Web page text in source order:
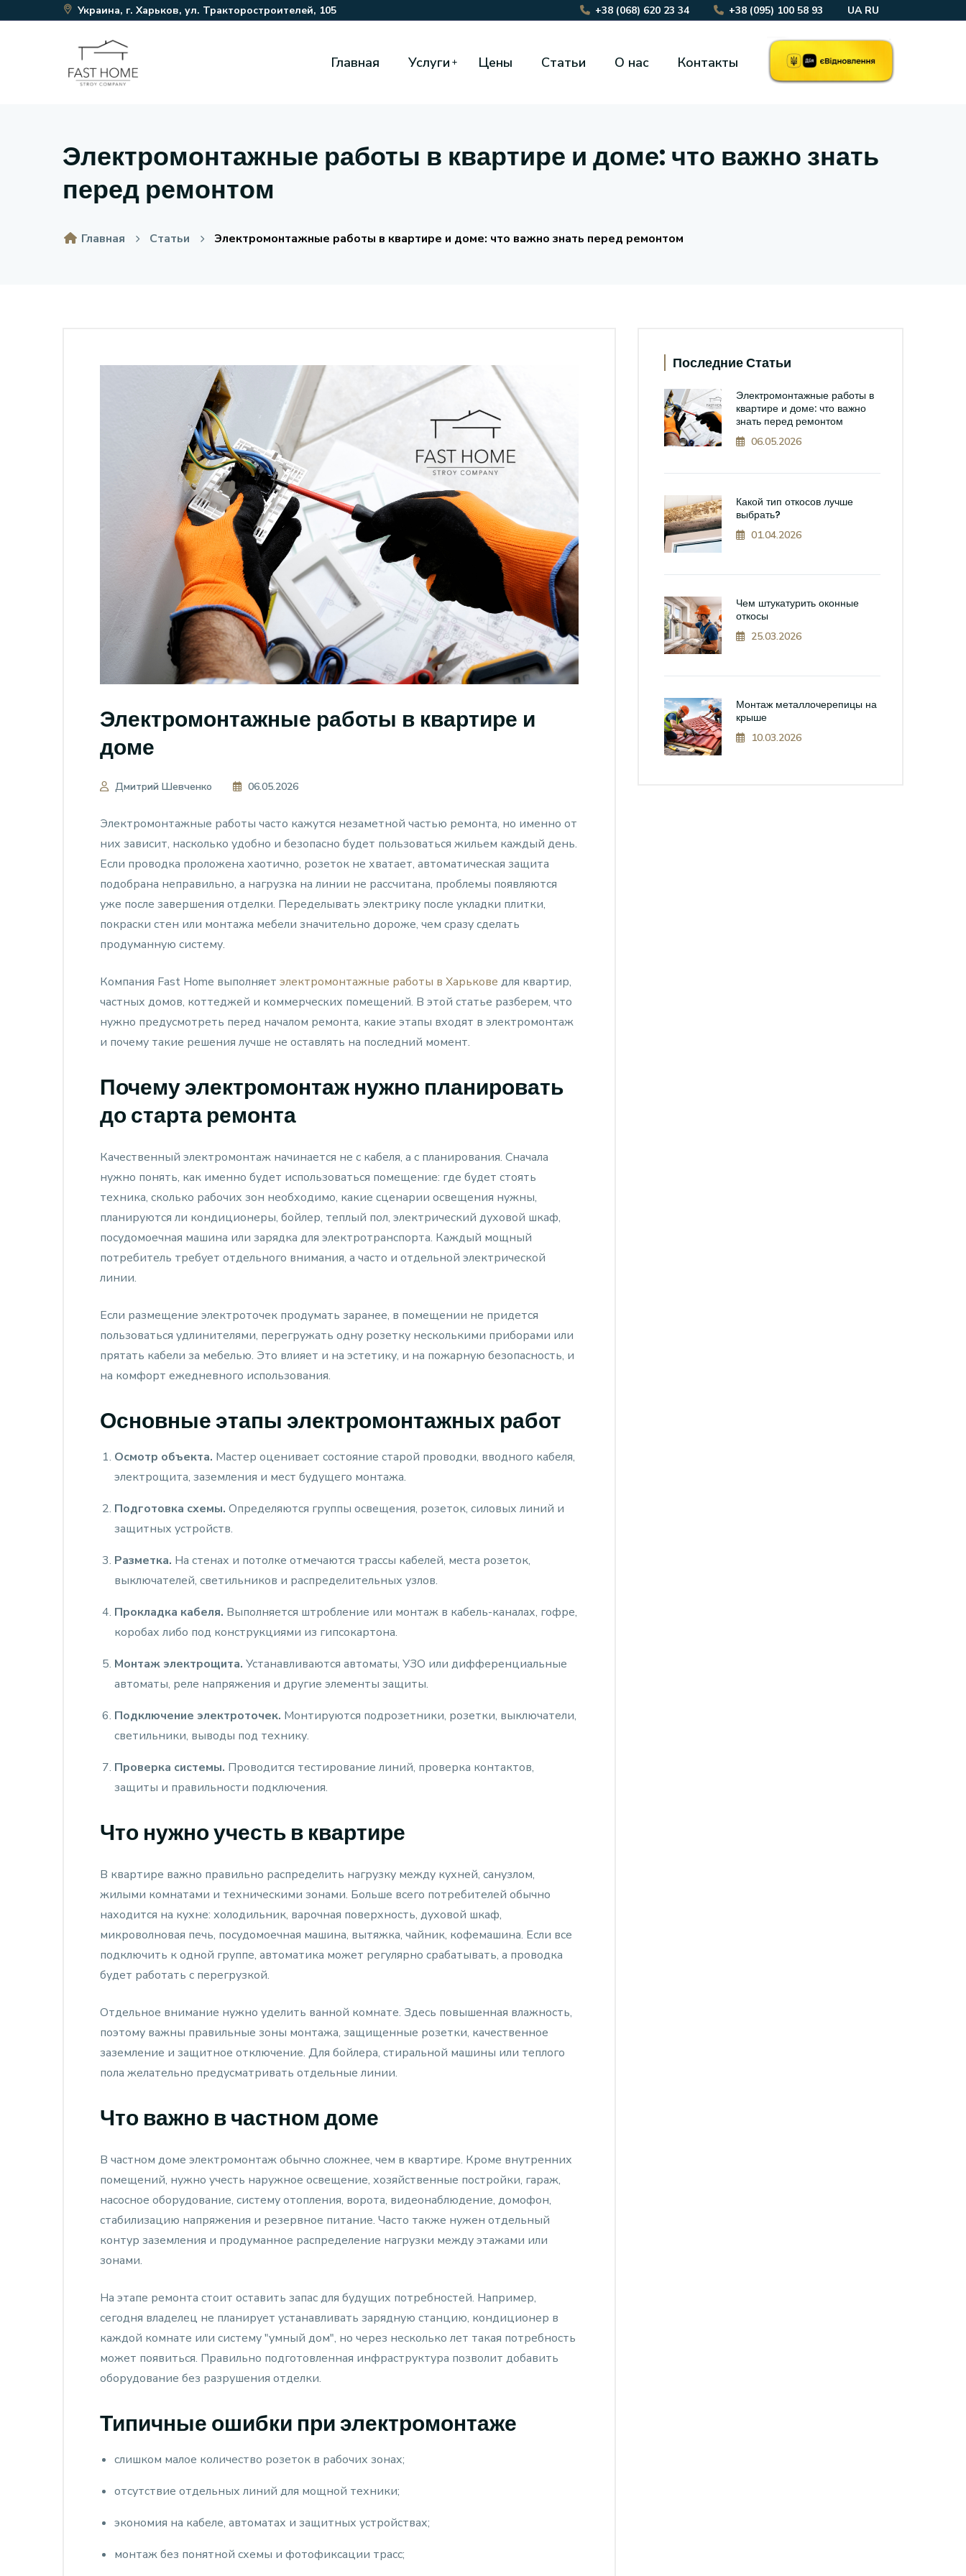
Украина, г. Харьков, ул. Тракторостроителей, 105 +38 (068) 620 23 34 +38 (095) 100 58 93 UA RU
Главная Услуги Цены Статьи О нас Контакты
Электромонтажные работы в квартире и доме: что важно знать
перед ремонтом
Главная Статьи Электромонтажные работы в квартире и доме: что важно знать перед ремонтом
Электромонтажные работы в квартире и
доме
Дмитрий Шевченко 06.05.2026
Электромонтажные работы часто кажутся незаметной частью ремонта, но именно от
них зависит, насколько удобно и безопасно будет пользоваться жильем каждый день.
Если проводка проложена хаотично, розеток не хватает, автоматическая защита
подобрана неправильно, а нагрузка на линии не рассчитана, проблемы появляются
уже после завершения отделки. Переделывать электрику после укладки плитки,
покраски стен или монтажа мебели значительно дороже, чем сразу сделать
продуманную систему.
Компания Fast Home выполняет электромонтажные работы в Харькове для квартир,
частных домов, коттеджей и коммерческих помещений. В этой статье разберем, что
нужно предусмотреть перед началом ремонта, какие этапы входят в электромонтаж
и почему такие решения лучше не оставлять на последний момент.
Почему электромонтаж нужно планировать
до старта ремонта
Качественный электромонтаж начинается не с кабеля, а с планирования. Сначала
нужно понять, как именно будет использоваться помещение: где будет стоять
техника, сколько рабочих зон необходимо, какие сценарии освещения нужны,
планируются ли кондиционеры, бойлер, теплый пол, электрический духовой шкаф,
посудомоечная машина или зарядка для электротранспорта. Каждый мощный
потребитель требует отдельного внимания, а часто и отдельной электрической
линии.
Если размещение электроточек продумать заранее, в помещении не придется
пользоваться удлинителями, перегружать одну розетку несколькими приборами или
прятать кабели за мебелью. Это влияет и на эстетику, и на пожарную безопасность, и
на комфорт ежедневного использования.
Основные этапы электромонтажных работ
Осмотр объекта. Мастер оценивает состояние старой проводки, вводного кабеля,
электрощита, заземления и мест будущего монтажа.
Подготовка схемы. Определяются группы освещения, розеток, силовых линий и
защитных устройств.
Разметка. На стенах и потолке отмечаются трассы кабелей, места розеток,
выключателей, светильников и распределительных узлов.
Прокладка кабеля. Выполняется штробление или монтаж в кабель-каналах, гофре,
коробах либо под конструкциями из гипсокартона.
Монтаж электрощита. Устанавливаются автоматы, УЗО или дифференциальные
автоматы, реле напряжения и другие элементы защиты.
Подключение электроточек. Монтируются подрозетники, розетки, выключатели,
светильники, выводы под технику.
Проверка системы. Проводится тестирование линий, проверка контактов,
защиты и правильности подключения.
Что нужно учесть в квартире
В квартире важно правильно распределить нагрузку между кухней, санузлом,
жилыми комнатами и техническими зонами. Больше всего потребителей обычно
находится на кухне: холодильник, варочная поверхность, духовой шкаф,
микроволновая печь, посудомоечная машина, вытяжка, чайник, кофемашина. Если все
подключить к одной группе, автоматика может регулярно срабатывать, а проводка
будет работать с перегрузкой.
Отдельное внимание нужно уделить ванной комнате. Здесь повышенная влажность,
поэтому важны правильные зоны монтажа, защищенные розетки, качественное
заземление и защитное отключение. Для бойлера, стиральной машины или теплого
пола желательно предусматривать отдельные линии.
Что важно в частном доме
В частном доме электромонтаж обычно сложнее, чем в квартире. Кроме внутренних
помещений, нужно учесть наружное освещение, хозяйственные постройки, гараж,
насосное оборудование, систему отопления, ворота, видеонаблюдение, домофон,
стабилизацию напряжения и резервное питание. Часто также нужен отдельный
контур заземления и продуманное распределение нагрузки между этажами или
зонами.
На этапе ремонта стоит оставить запас для будущих потребностей. Например,
сегодня владелец не планирует устанавливать зарядную станцию, кондиционер в
каждой комнате или систему "умный дом", но через несколько лет такая потребность
может появиться. Правильно подготовленная инфраструктура позволит добавить
оборудование без разрушения отделки.
Типичные ошибки при электромонтаже
слишком малое количество розеток в рабочих зонах;
отсутствие отдельных линий для мощной техники;
экономия на кабеле, автоматах и защитных устройствах;
монтаж без понятной схемы и фотофиксации трасс;
Последние Статьи
Электромонтажные работы в
квартире и доме: что важно
знать перед ремонтом
06.05.2026
Какой тип откосов лучше
выбрать?
01.04.2026
Чем штукатурить оконные
откосы
25.03.2026
Монтаж металлочерепицы на
крыше
10.03.2026